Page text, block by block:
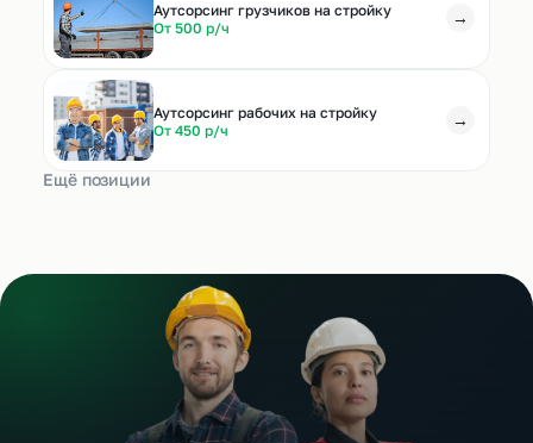
Аутсорсинг грузчиков на стройку
От 500 р/ч
→
Аутсорсинг рабочих на стройку
От 450 р/ч
→
Ещё позиции